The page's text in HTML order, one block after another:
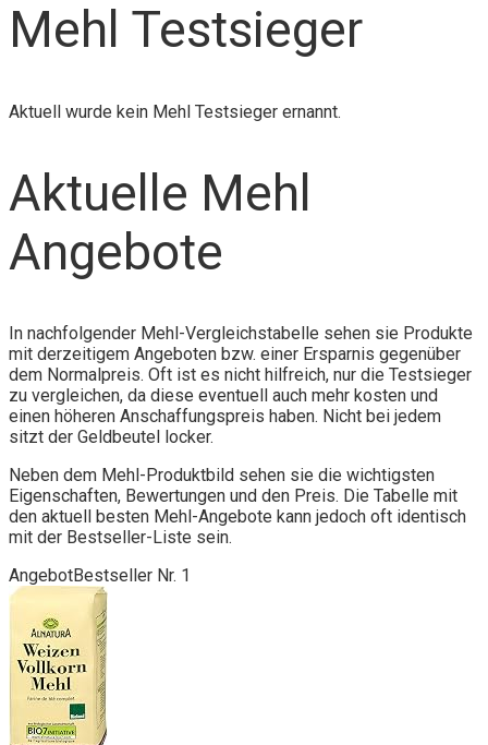
Mehl Testsieger
Aktuell wurde kein Mehl Testsieger ernannt.
Aktuelle Mehl
Angebote
In nachfolgender Mehl-Vergleichstabelle sehen sie Produkte
mit derzeitigem Angeboten bzw. einer Ersparnis gegenüber
dem Normalpreis. Oft ist es nicht hilfreich, nur die Testsieger
zu vergleichen, da diese eventuell auch mehr kosten und
einen höheren Anschaffungspreis haben. Nicht bei jedem
sitzt der Geldbeutel locker.
Neben dem Mehl-Produktbild sehen sie die wichtigsten
Eigenschaften, Bewertungen und den Preis. Die Tabelle mit
den aktuell besten Mehl-Angebote kann jedoch oft identisch
mit der Bestseller-Liste sein.
AngebotBestseller Nr. 1